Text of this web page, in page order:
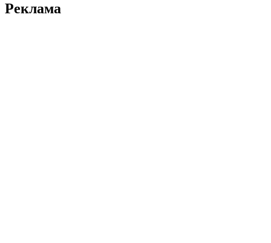
Реклама